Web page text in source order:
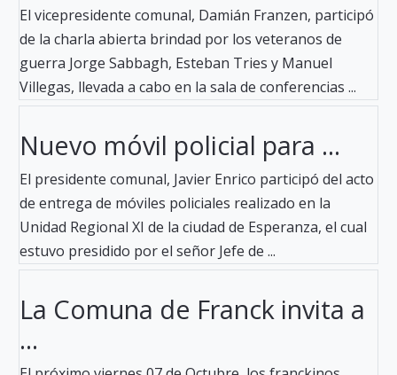
El vicepresidente comunal, Damián Franzen, participó
de la charla abierta brindad por los veteranos de
guerra Jorge Sabbagh, Esteban Tries y Manuel
Villegas, llevada a cabo en la sala de conferencias ...
Nuevo móvil policial para ...
El presidente comunal, Javier Enrico participó del acto
de entrega de móviles policiales realizado en la
Unidad Regional XI de la ciudad de Esperanza, el cual
estuvo presidido por el señor Jefe de ...
La Comuna de Franck invita a
...